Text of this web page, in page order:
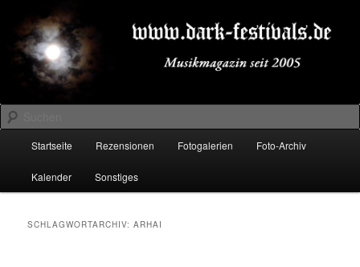
primären
Inhalt
springen
sekundären
Inhalt
springenDARK-FESTIVALS.DE
Suchen
Startseite Rezensionen Fotogalerien Foto-Archiv
Kalender Sonstiges
SCHLAGWORTARCHIV:ARHAI